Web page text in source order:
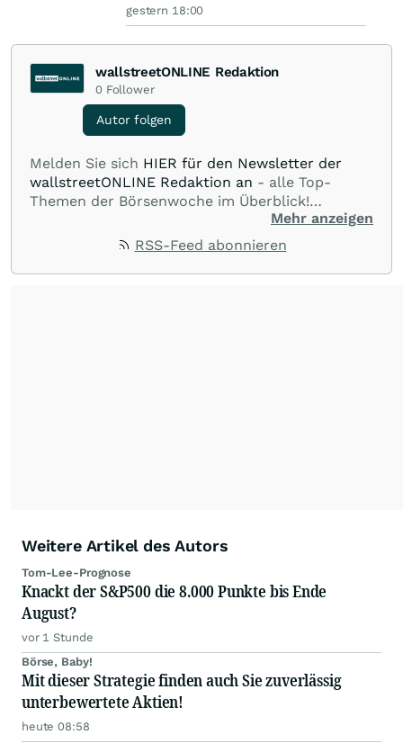
gestern 18:00
wallstreetONLINE Redaktion
0 Follower
Autor folgen
Melden Sie sich HIER für den Newsletter der
wallstreetONLINE Redaktion an - alle Top-
Themen der Börsenwoche im Überblick!
Verpassen Sie kein wichtiges Anleger-Thema!Für
Beiträge auf diesem journalistischen Channel ist
Redaktion verantwortlich. Die Fachjournalisten
Mehr anzeigen
RSS-Feed abonnieren
Weitere Artikel des Autors
Tom-Lee-Prognose
Knackt der S&P500 die 8.000 Punkte bis Ende
August?
vor 1 Stunde
Börse, Baby!
Mit dieser Strategie finden auch Sie zuverlässig
unterbewertete Aktien!
heute 08:58